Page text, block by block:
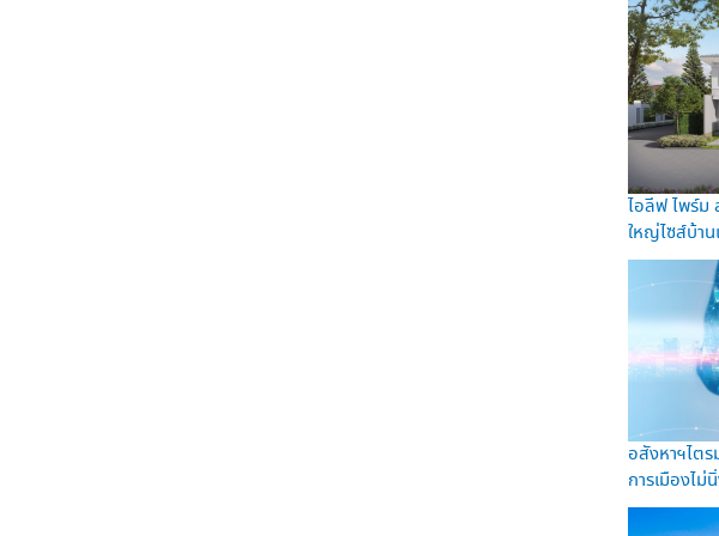
ไอลีฟ ไพร์ม
ใหญ่ไซส์บ้าน
อสังหาฯไต
การเมืองไ